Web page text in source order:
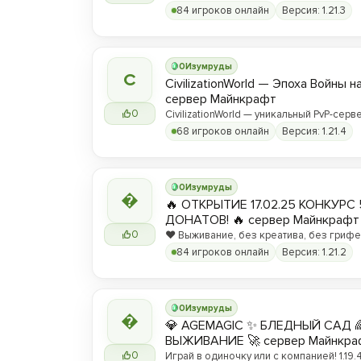
84 игроков онлайн
Версия: 1.21.3
C
0
0Изумруды
CivilizationWorld — Эпоха Войны
сервер Майнкрафт
CivilizationWorld — уникальный PvP-
Присоединяйся и стань частью
противостояния между Альвами и
68 игроков онлайн Версия: 1.21.4

0
0Изумруды
🔥 ОТКРЫТИЕ 17.02.25 КОНКУРС
ДОНАТОВ! 🔥 сервер Майнкрафт
❤️ Выживание, без креатива, без
вы любите! ❤️
84 игроков онлайн Версия: 1.21.2

0
0Изумруды
💎 AGEMAGIC ✨ БЛЕДНЫЙ САД
ВЫЖИВАНИЕ 🚀 сервер
Играй в одиночку или с компанией! 1.19.4